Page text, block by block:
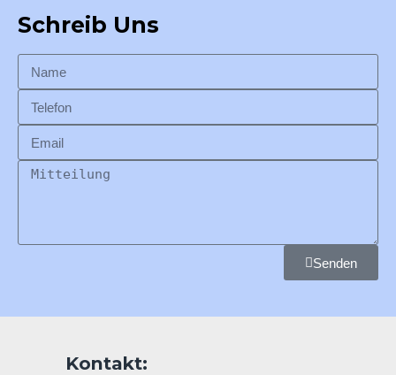
Schreib Uns
Senden
Kontakt: